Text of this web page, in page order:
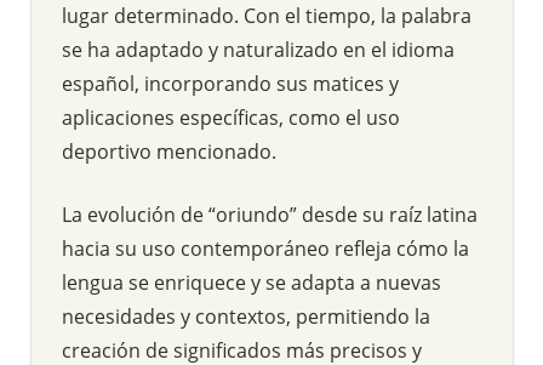
lugar determinado. Con el tiempo, la palabra
se ha adaptado y naturalizado en el idioma
español, incorporando sus matices y
aplicaciones específicas, como el uso
deportivo mencionado.
La evolución de “oriundo” desde su raíz latina
hacia su uso contemporáneo refleja cómo la
lengua se enriquece y se adapta a nuevas
necesidades y contextos, permitiendo la
creación de significados más precisos y